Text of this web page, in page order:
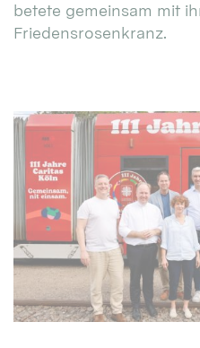
betete gemeinsam mit
Friedensrosenkranz.